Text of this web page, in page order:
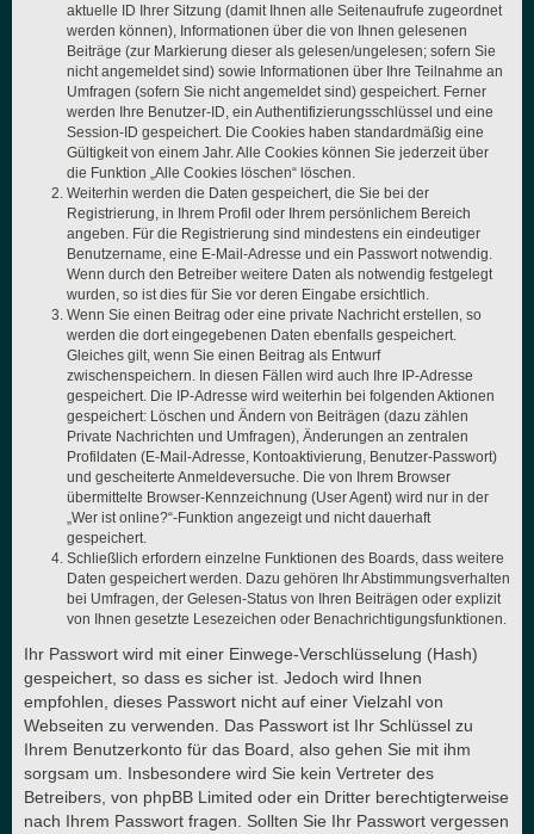
aktuelle ID Ihrer Sitzung (damit Ihnen alle Seitenaufrufe zugeordnet
werden können), Informationen über die von Ihnen gelesenen
Beiträge (zur Markierung dieser als gelesen/ungelesen; sofern Sie
nicht angemeldet sind) sowie Informationen über Ihre Teilnahme an
Umfragen (sofern Sie nicht angemeldet sind) gespeichert. Ferner
werden Ihre Benutzer-ID, ein Authentifizierungsschlüssel und eine
Session-ID gespeichert. Die Cookies haben standardmäßig eine
Gültigkeit von einem Jahr. Alle Cookies können Sie jederzeit über
die Funktion „Alle Cookies löschen“ löschen.
Weiterhin werden die Daten gespeichert, die Sie bei der
Registrierung, in Ihrem Profil oder Ihrem persönlichem Bereich
angeben. Für die Registrierung sind mindestens ein eindeutiger
Benutzername, eine E-Mail-Adresse und ein Passwort notwendig.
Wenn durch den Betreiber weitere Daten als notwendig festgelegt
wurden, so ist dies für Sie vor deren Eingabe ersichtlich.
Wenn Sie einen Beitrag oder eine private Nachricht erstellen, so
werden die dort eingegebenen Daten ebenfalls gespeichert.
Gleiches gilt, wenn Sie einen Beitrag als Entwurf
zwischenspeichern. In diesen Fällen wird auch Ihre IP-Adresse
gespeichert. Die IP-Adresse wird weiterhin bei folgenden Aktionen
gespeichert: Löschen und Ändern von Beiträgen (dazu zählen
Private Nachrichten und Umfragen), Änderungen an zentralen
Profildaten (E-Mail-Adresse, Kontoaktivierung, Benutzer-Passwort)
und gescheiterte Anmeldeversuche. Die von Ihrem Browser
übermittelte Browser-Kennzeichnung (User Agent) wird nur in der
„Wer ist online?“-Funktion angezeigt und nicht dauerhaft
gespeichert.
Schließlich erfordern einzelne Funktionen des Boards, dass weitere
Daten gespeichert werden. Dazu gehören Ihr Abstimmungsverhalten
bei Umfragen, der Gelesen-Status von Ihren Beiträgen oder explizit
von Ihnen gesetzte Lesezeichen oder Benachrichtigungsfunktionen.
Ihr Passwort wird mit einer Einwege-Verschlüsselung (Hash)
gespeichert, so dass es sicher ist. Jedoch wird Ihnen
empfohlen, dieses Passwort nicht auf einer Vielzahl von
Webseiten zu verwenden. Das Passwort ist Ihr Schlüssel zu
Ihrem Benutzerkonto für das Board, also gehen Sie mit ihm
sorgsam um. Insbesondere wird Sie kein Vertreter des
Betreibers, von phpBB Limited oder ein Dritter berechtigterweise
nach Ihrem Passwort fragen. Sollten Sie Ihr Passwort vergessen